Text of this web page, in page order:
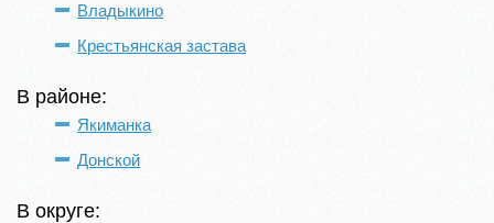
Владыкино
Крестьянская застава
В районе:
Якиманка
Донской
В округе: